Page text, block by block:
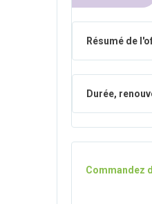
Résumé de
Durée,
Commandez